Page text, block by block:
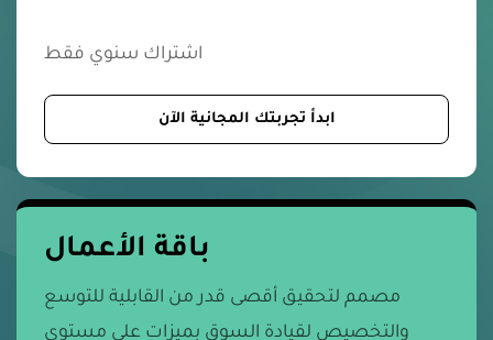
اشتراك سنوي فقط
ابدأ تجربتك المجانية الآن
باقة الأعمال
مصمم لتحقيق أقصى قدر من القابلية للتوسع
والتخصيص لقيادة السوق بميزات على مستوى